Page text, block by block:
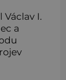
Václav I.
a